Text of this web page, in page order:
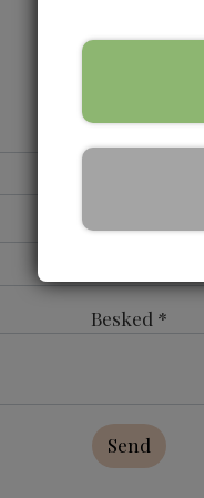
Dit navn *
Besked *
Send